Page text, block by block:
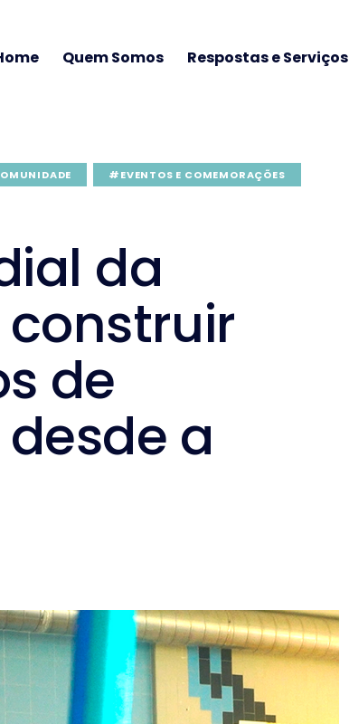
Quem Somos Respostas e Serviços
#EVENTOS E COMEMORAÇÕES
da
de
a